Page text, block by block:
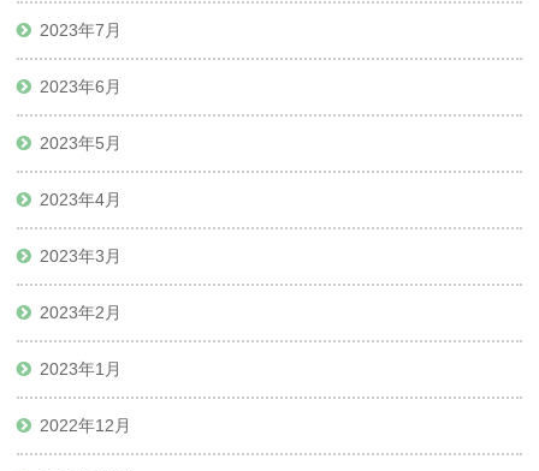
2023年7月
2023年6月
2023年5月
2023年4月
2023年3月
2023年2月
2023年1月
2022年12月